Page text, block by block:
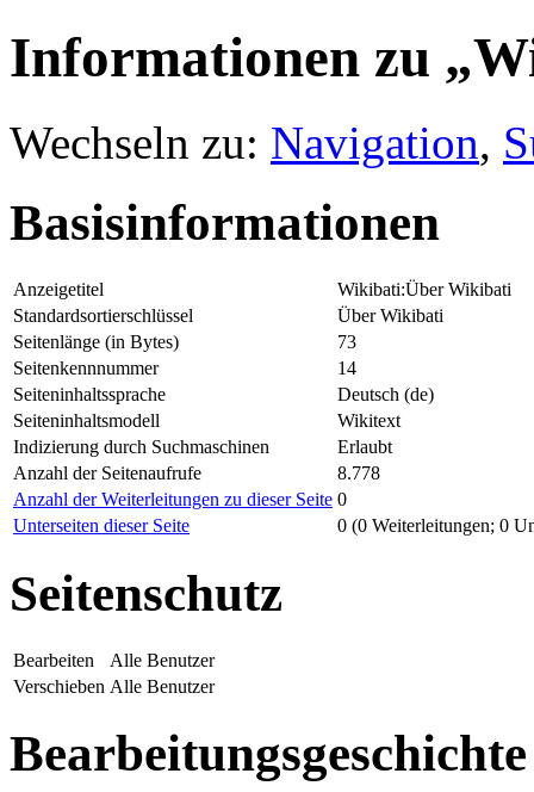
Informationen zu
Wechseln zu: Navigation,
Basisinformationen
Anzeigetitel
Wikibati:Über Wikibati
Standardsortierschlüssel
Über Wikibati
Seitenlänge (in Bytes)
73
Seitenkennnummer
14
Seiteninhaltssprache
Deutsch (de)
Seiteninhaltsmodell
Wikitext
Indizierung durch Suchmaschinen
Erlaubt
Anzahl der Seitenaufrufe
8.778
Anzahl der Weiterleitungen zu dieser Seite 0
Unterseiten dieser Seite
0 (0 Weiterleitungen; 0
Seitenschutz
Bearbeiten
Alle Benutzer
Verschieben Alle Benutzer
Bearbeitungsgeschichte